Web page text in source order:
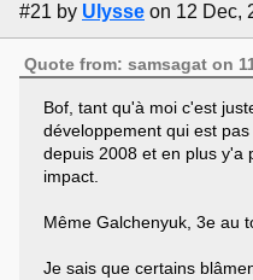
#21 by Ulysse on 12 Dec,
Quote from: samsagat on
Bof, tant qu'à moi c'est
développement qui est
depuis 2008 et en plus y'a
impact.
Même Galchenyuk, 3e au
Je sais que certains